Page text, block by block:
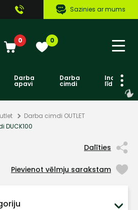
Sazinies ar mums
0 0
Darba
apavi
Darba
cimdi līdzekļi
Darba cimdi OUTLET
DUCK100
Dalīties
Pievienot vēlmju sarakstam